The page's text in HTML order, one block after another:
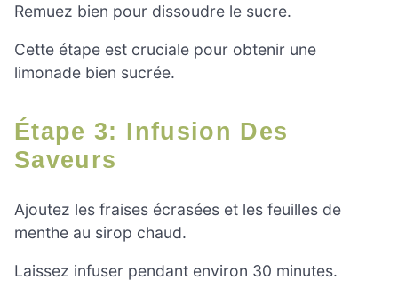
Remuez bien pour dissoudre le sucre.
Cette étape est cruciale pour obtenir une
limonade bien sucrée.
Étape 3: Infusion Des
Saveurs
Ajoutez les fraises écrasées et les feuilles de
menthe au sirop chaud.
Laissez infuser pendant environ 30 minutes.